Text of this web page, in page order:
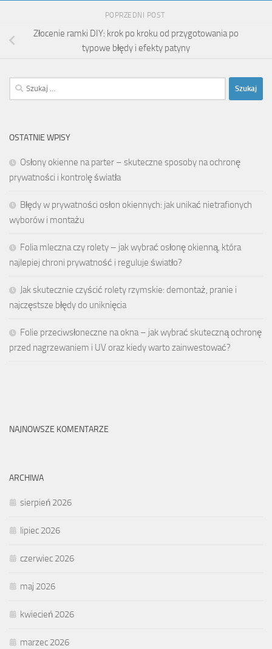
POPRZEDNI POST
Złocenie ramki DIY: krok po kroku od przygotowania po
typowe błędy i efekty patyny
Szukaj:
OSTATNIE WPISY
Osłony okienne na parter – skuteczne sposoby na ochronę
prywatności i kontrolę światła
Błędy w prywatności osłon okiennych: jak unikać nietrafionych
wyborów i montażu
Folia mleczna czy rolety – jak wybrać osłonę okienną, która
najlepiej chroni prywatność i reguluje światło?
Jak skutecznie czyścić rolety rzymskie: demontaż, pranie i
najczęstsze błędy do uniknięcia
Folie przeciwsłoneczne na okna – jak wybrać skuteczną ochronę
przed nagrzewaniem i UV oraz kiedy warto zainwestować?
NAJNOWSZE KOMENTARZE
ARCHIWA
sierpień 2026
lipiec 2026
czerwiec 2026
maj 2026
kwiecień 2026
marzec 2026